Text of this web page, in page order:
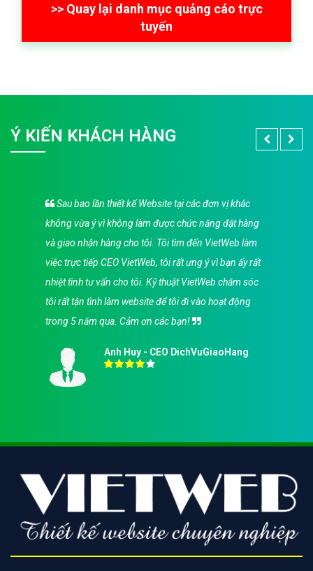
>> Quay lại danh mục quảng cáo trực
tuyến
Ý KIẾN KHÁCH HÀNG
Sau bao lần thiết kế Website tại các đơn vị khác
không vừa ý vì không làm được chức năng đặt hàng
và giao nhận hàng cho tôi. Tôi tìm đến VietWeb làm
việc trực tiếp CEO VietWeb, tôi rất ưng ý vì bạn ấy rất
nhiệt tình tư vấn cho tôi. Kỹ thuật VietWeb chăm sóc
tôi rất tận tình làm website để tôi đi vào hoạt động
trong 5 năm qua. Cảm ơn các bạn!
Anh Huy - CEO DichVuGiaoHang